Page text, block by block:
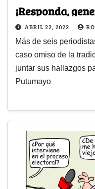
¡Responda,
ABRIL 22, 2022
Más de seis
caso omiso de la
juntar sus hallazgos
Putumayo